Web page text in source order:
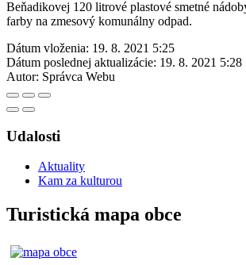
Beňadikovej 120 litrové plastové smetné
farby na zmesový komunálny odpad.
Dátum vloženia: 19. 8. 2021 5:25
Dátum poslednej aktualizácie: 19. 8. 2021 5:28
Autor: Správca Webu
Udalosti
Aktuality
Kam za kulturou
Turistická mapa obce